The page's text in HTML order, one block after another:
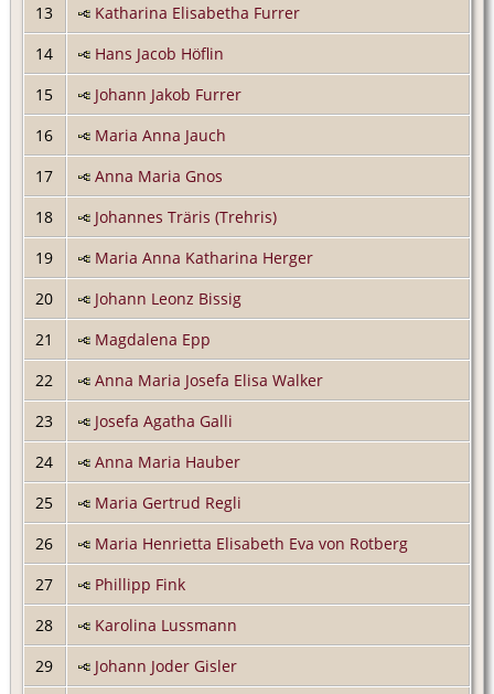
13
Katharina Elisabetha Furrer
14
Hans Jacob Höflin
15
Johann Jakob Furrer
16
Maria Anna Jauch
17
Anna Maria Gnos
18
Johannes Träris (Trehris)
19
Maria Anna Katharina Herger
20
Johann Leonz Bissig
21
Magdalena Epp
22
Anna Maria Josefa Elisa Walker
23
Josefa Agatha Galli
24
Anna Maria Hauber
25
Maria Gertrud Regli
26
Maria Henrietta Elisabeth Eva von Rotberg
27
Phillipp Fink
28
Karolina Lussmann
29
Johann Joder Gisler